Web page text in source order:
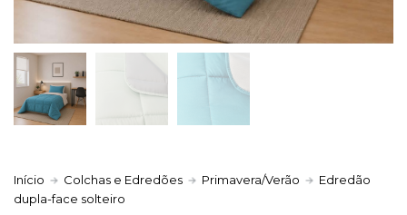
Política de Privacidade
Início Colchas e Edredões Primavera/Verão
Edredão
dupla-face solteiro